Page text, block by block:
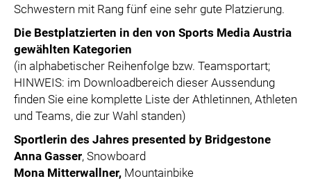
Schwestern mit Rang fünf eine sehr gute Platzierung.
Die Bestplatzierten in den von Sports Media Austria
gewählten Kategorien
(in alphabetischer Reihenfolge bzw. Teamsportart;
HINWEIS: im Downloadbereich dieser Aussendung
finden Sie eine komplette Liste der Athletinnen, Athleten
und Teams, die zur Wahl standen)
Sportlerin des Jahres presented by Bridgestone
Anna Gasser, Snowboard
Mona Mitterwallner, Mountainbike